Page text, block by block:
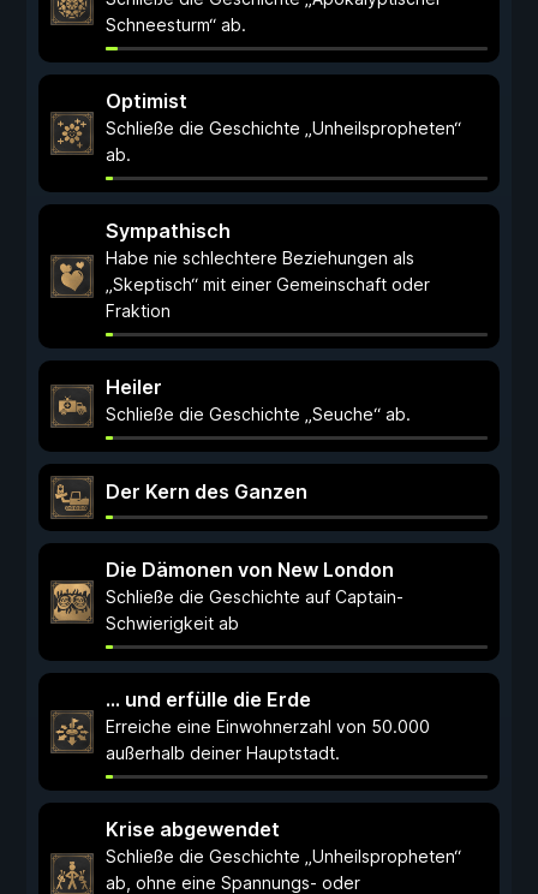
Schneesturm“ ab.
Optimist
Schließe die Geschichte „Unheilspropheten“
ab.
Sympathisch
Habe nie schlechtere Beziehungen als
„Skeptisch“ mit einer Gemeinschaft oder
Fraktion
Heiler
Schließe die Geschichte „Seuche“ ab.
Der Kern des Ganzen
Die Dämonen von New London
Schließe die Geschichte auf Captain-
Schwierigkeit ab
… und erfülle die Erde
Erreiche eine Einwohnerzahl von 50.000
außerhalb deiner Hauptstadt.
Krise abgewendet
Schließe die Geschichte „Unheilspropheten“
ab, ohne eine Spannungs- oder